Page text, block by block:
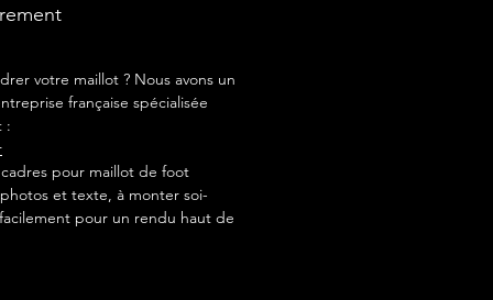
votre maillot ? Nous avons un
française spécialisée
:
pour maillot de foot
et texte, à monter soi-
pour un rendu haut de